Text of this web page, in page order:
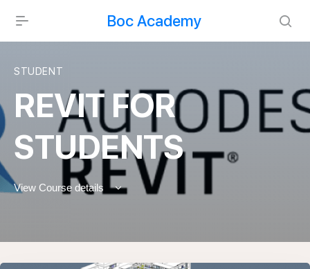
Boc Academy
STUDENT
REVIT FOR
STUDENTS
View Course details